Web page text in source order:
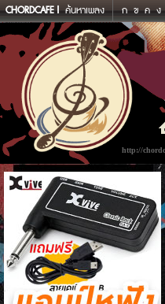
CHORDCAFE ค้นหาเพลง ก ข ค ง
http://